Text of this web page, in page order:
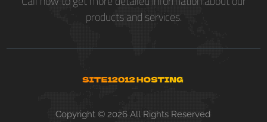
products and services.
Copyright © 2026 All Rights Reserved